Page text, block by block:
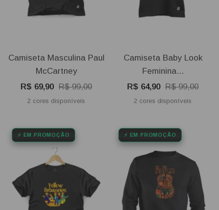
Camiseta Masculina Paul
McCartney
Preço
promocional
R$ 69,90 Preço
normal
R$ 99,00
2 cores disponíveis
Camiseta Baby Look
Feminina...
Preço
promocional
R$ 64,90 Preço
normal
R$ 99,00
2 cores disponíveis
⚡ EM PROMOÇÃO ⚡ EM PROMOÇÃO